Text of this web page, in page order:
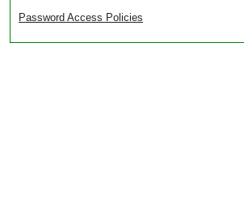
Password Access Policies